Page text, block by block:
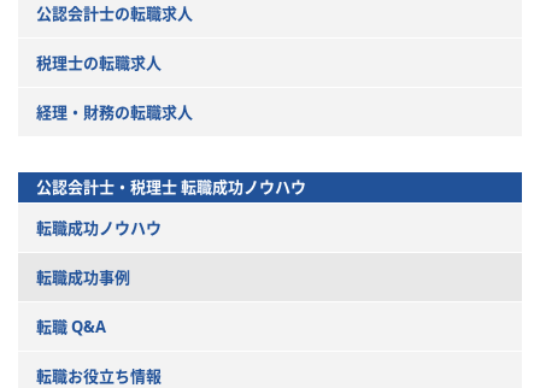
公認会計士の転職求人
税理士の転職求人
経理・財務の転職求人
公認会計士・税理士転職成功ノウハウ
転職成功ノウハウ
転職成功事例
転職 Q&A
転職お役立ち情報